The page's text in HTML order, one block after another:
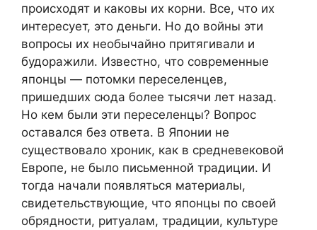
происходят и каковы их корни. Все, что их
интересует, это деньги. Но до войны эти
вопросы их необычайно притягивали и
будоражили. Известно, что современные
японцы — потомки переселенцев,
пришедших сюда более тысячи лет назад.
Но кем были эти переселенцы? Вопрос
оставался без ответа. В Японии не
существовало хроник, как в средневековой
Европе, не было письменной традиции. И
тогда начали появляться материалы,
свидетельствующие, что японцы по своей
обрядности, ритуалам, традиции, культуре